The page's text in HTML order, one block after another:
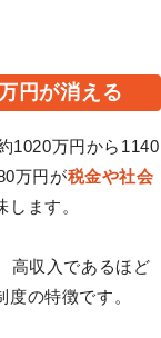
円が消える
1020万円から1140
万円が税金や社会
します。
高収入であるほど
の特徴です。